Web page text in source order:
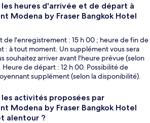
heures d'arrivée et de départ à
Modena by Fraser Bangkok Hotel
de l'enregistrement : 15 h 00 ; heure de fin de
: à tout moment. Un supplément vous sera
souhaitez arriver avant l'heure prévue (selon
de départ : 12 h 00. Possibilité de
supplément (selon la disponibilité).
activités proposées par
Modena by Fraser Bangkok Hotel
alentour ?